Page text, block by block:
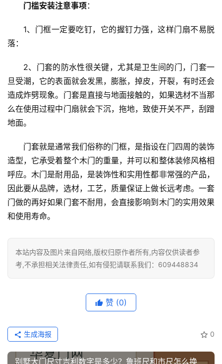
卫
门
庭
院
铸
铝
门
门
装
业
登录 注册
门槛安装注意事项：
1、门框一定要吃钉，它的握钉力强，这样门扇不易脱
落：
2、门套的防水性很关键，尤其是卫生间的门，门套一
旦受潮，它的表面就会发黑，膨胀，掉皮，开裂，有时还会
造成炸劈现象。门套是直接与地面接触的，如果选材不当那
么在使用过程中门扇就会下沉，拖地，致使开关不严，刮蹭
地面。
门套就是通常我们俗称的门框，是指设在门四周的装饰
造型，它承受着整个木门的重量，并可以和整体装修风格相
呼应。木门是耐用品，是装饰性和实用性都非常强的产品，
因此要从品牌，选材，工艺，质量保证上做长远考虑。一套
门做的再好如果门套不耐用，会直接影响到木门的实用效果
和使用寿命。
本站内容及图片来自网络,版权归原作者所有,内容仅供读者参
考,不承担相关法律责任,如有侵犯请联系我们：609448834
赞 (0)
0
生成海报
别墅大门尺寸吉利数字是多少？鲁班尺和市尺怎么换